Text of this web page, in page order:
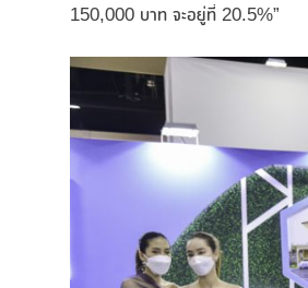
150,000 บาท จะอยู่ที่ 20.5%”